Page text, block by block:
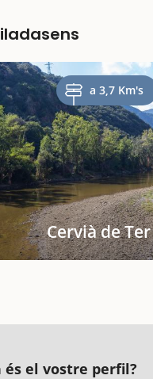
a 3,7 Km's
Cervià de Ter
és el vostre perfil?